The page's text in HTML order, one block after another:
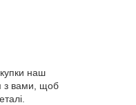
наш
з вами, щоб